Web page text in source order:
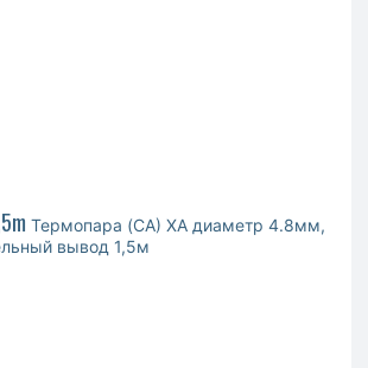
Термопара (CA) ХА диаметр 4.8мм,
вывод 1,5м